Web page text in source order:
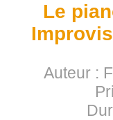
Le
Auteur :